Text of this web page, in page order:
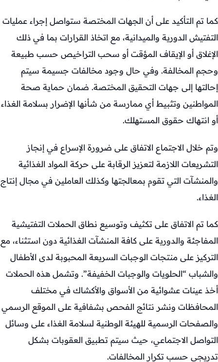
كما تم التأكيد على أن الجهات المختصة ستواصل إجراء عمليات
التفتيش الدورية والميدانية، مع اتخاذ القرارات بما في ذلك
الإغلاق أو الإيقاف المؤقت أو سحب التراخيص حسب طبيعة
وحجم المخالفة. وفي حال وجود مخالفات جسيمة سيتم
إحالتها إلى جهات التحقيق المختصة. ضمان حماية صحة
المواطنين وتثبيط أي ممارسة من شأنها الإضرار بسلامة الغذاء
أو انتهاك حقوق المستهلك.
وتم خلال الاجتماع الاتفاق على ضرورة الإسراع في إنجاز
التشريعات اللازمة لتعزيز الرقابة على حركة المواد الغذائية
والمنشآت التي تقوم بمعالجتها وكذلك العاملين في مجال إنتاج
الغذاء.
كما تم الاتفاق على تكثيف وتوسيع نطاق الحملات التفتيشية
المفاجئة والدورية على كافة المنشآت الغذائية دون استثناء، مع
التركيز على منتجات الوجبات السريعة المحبوبة لدى الأطفال
والشباب “الحلويات والوجبات الخفيفة”. وتشمل هذه الحملات
أخذ عينات عشوائية من الأسواق والأكشاك في مختلف
المحافظات ونشر نتائج الفحص بشفافية على الموقع الرسمي
والصفحات الرسمية للهيئة الوطنية لسلامة الغذاء على وسائل
التواصل الاجتماعي، حيث سيتم تطبيق العقوبات بشكل
تدريجي حسب تكرار المخالفات.